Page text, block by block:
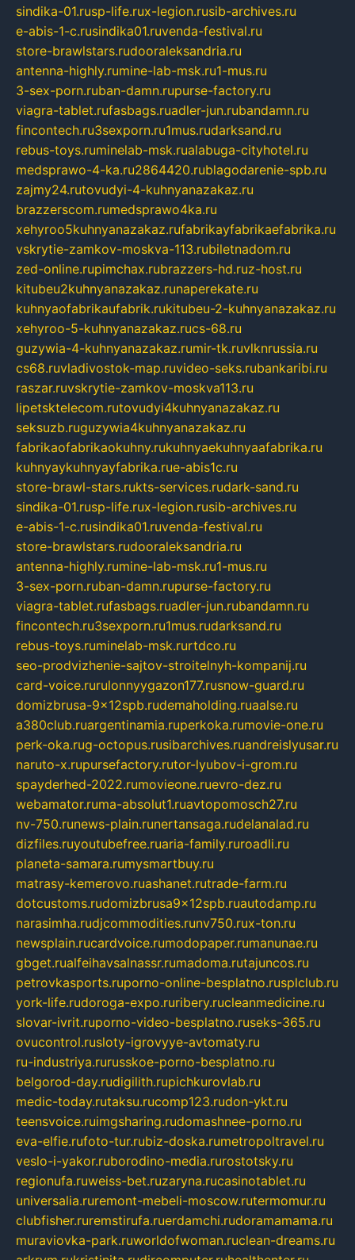
sindika-01.rusp-life.rux-legion.rusib-archives.ru
e-abis-1-c.rusindika01.ruvenda-festival.ru
store-brawlstars.rudooraleksandria.ru
antenna-highly.rumine-lab-msk.ru1-mus.ru
3-sex-porn.ruban-damn.rupurse-factory.ru
viagra-tablet.rufasbags.ruadler-jun.rubandamn.ru
fincontech.ru3sexporn.ru1mus.rudarksand.ru
rebus-toys.ruminelab-msk.rualabuga-cityhotel.ru
medsprawo-4-ka.ru2864420.rublagodarenie-spb.ru
zajmy24.rutovudyi-4-kuhnyanazakaz.ru
brazzerscom.rumedsprawo4ka.ru
xehyroo5kuhnyanazakaz.rufabrikayfabrikaefabrika.ru
vskrytie-zamkov-moskva-113.rubiletnadom.ru
zed-online.rupimchax.rubrazzers-hd.ruz-host.ru
kitubeu2kuhnyanazakaz.runaperekate.ru
kuhnyaofabrikaufabrik.rukitubeu-2-kuhnyanazakaz.ru
xehyroo-5-kuhnyanazakaz.rucs-68.ru
guzywia-4-kuhnyanazakaz.rumir-tk.ruvlknrussia.ru
cs68.ruvladivostok-map.ruvideo-seks.rubankaribi.ru
raszar.ruvskrytie-zamkov-moskva113.ru
lipetsktelecom.rutovudyi4kuhnyanazakaz.ru
seksuzb.ruguzywia4kuhnyanazakaz.ru
fabrikaofabrikaokuhny.rukuhnyaekuhnyaafabrika.ru
kuhnyaykuhnyayfabrika.rue-abis1c.ru
store-brawl-stars.rukts-services.rudark-sand.ru
sindika-01.rusp-life.rux-legion.rusib-archives.ru
e-abis-1-c.rusindika01.ruvenda-festival.ru
store-brawlstars.rudooraleksandria.ru
antenna-highly.rumine-lab-msk.ru1-mus.ru
3-sex-porn.ruban-damn.rupurse-factory.ru
viagra-tablet.rufasbags.ruadler-jun.rubandamn.ru
fincontech.ru3sexporn.ru1mus.rudarksand.ru
rebus-toys.ruminelab-msk.rurtdco.ru
seo-prodvizhenie-sajtov-stroitelnyh-kompanij.ru
card-voice.rurulonnyygazon177.rusnow-guard.ru
domizbrusa-9x12spb.rudemaholding.ruaalse.ru
a380club.ruargentinamia.ruperkoka.rumovie-one.ru
perk-oka.rug-octopus.rusibarchives.ruandreislyusar.ru
naruto-x.rupursefactory.rutor-lyubov-i-grom.ru
spayderhed-2022.rumovieone.ruevro-dez.ru
webamator.ruma-absolut1.ruavtopomosch27.ru
nv-750.runews-plain.runertansaga.rudelanalad.ru
dizfiles.ruyoutubefree.ruaria-family.ruroadli.ru
planeta-samara.rumysmartbuy.ru
matrasy-kemerovo.ruashanet.rutrade-farm.ru
dotcustoms.rudomizbrusa9x12spb.ruautodamp.ru
narasimha.rudjcommodities.runv750.rux-ton.ru
newsplain.rucardvoice.rumodopaper.rumanunae.ru
gbget.rualfeihavsalnassr.rumadoma.rutajuncos.ru
petrovkasports.ruporno-online-besplatno.rusplclub.ru
york-life.rudoroga-expo.ruribery.rucleanmedicine.ru
slovar-ivrit.ruporno-video-besplatno.ruseks-365.ru
ovucontrol.rusloty-igrovyye-avtomaty.ru
ru-industriya.rurusskoe-porno-besplatno.ru
belgorod-day.rudigilith.rupichkurovlab.ru
medic-today.rutaksu.rucomp123.rudon-ykt.ru
teensvoice.ruimgsharing.rudomashnee-porno.ru
eva-elfie.rufoto-tur.rubiz-doska.rumetropoltravel.ru
veslo-i-yakor.ruborodino-media.rurostotsky.ru
regionufa.ruweiss-bet.ruzaryna.rucasinotablet.ru
universalia.ruremont-mebeli-moscow.rutermomur.ru
clubfisher.ruremstirufa.ruerdamchi.rudoramamama.ru
muraviovka-park.ruworldofwoman.ruclean-dreams.ru